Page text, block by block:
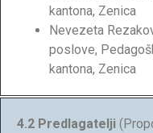
kantona, Zenica
Nevezeta
poslove,
kantona, Zenica
4.2 Predlagatelji